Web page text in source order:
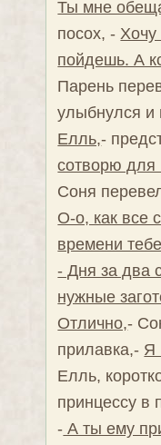
Ты мне
посох, -Хочу
пойдешь. А
Парень
улыбнулся и
Елль,-
сотворю для
Соня
О-о, как все
времени
- Дня за два
нужные
Отлично,-
прилавка,- Я
Елль,
принцессу в
- А ты ему